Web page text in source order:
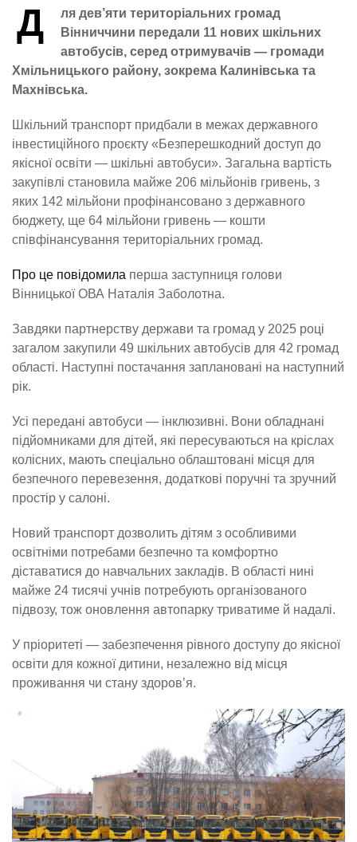
Д
ля дев’яти територіальних громад
Вінниччини передали 11 нових шкільних
автобусів, серед отримувачів — громади
Хмільницького району, зокрема Калинівська та
Махнівська.
Шкільний транспорт придбали в межах державного
інвестиційного проєкту «Безперешкодний доступ до
якісної освіти — шкільні автобуси». Загальна вартість
закупівлі становила майже 206 мільйонів гривень, з
яких 142 мільйони профінансовано з державного
бюджету, ще 64 мільйони гривень — кошти
співфінансування територіальних громад.
Про це повідомила перша заступниця голови
Вінницької ОВА Наталія Заболотна.
Завдяки партнерству держави та громад у 2025 році
загалом закупили 49 шкільних автобусів для 42 громад
області. Наступні постачання заплановані на наступний
рік.
Усі передані автобуси — інклюзивні. Вони обладнані
підйомниками для дітей, які пересуваються на кріслах
колісних, мають спеціально облаштовані місця для
безпечного перевезення, додаткові поручні та зручний
простір у салоні.
Новий транспорт дозволить дітям з особливими
освітніми потребами безпечно та комфортно
діставатися до навчальних закладів. В області нині
майже 24 тисячі учнів потребують організованого
підвозу, тож оновлення автопарку триватиме й надалі.
У пріоритеті — забезпечення рівного доступу до якісної
освіти для кожної дитини, незалежно від місця
проживання чи стану здоров’я.